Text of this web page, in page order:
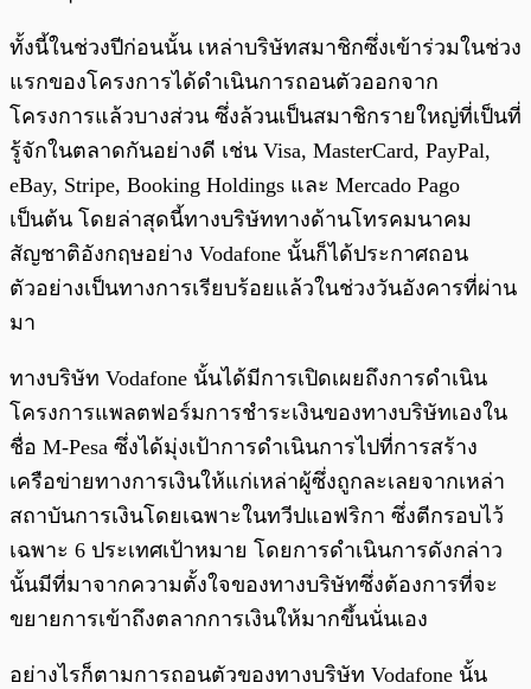
ทั้งนี้ในช่วงปีก่อนนั้น เหล่าบริษัทสมาชิกซึ่งเข้าร่วมในช่วง
แรกของโครงการได้ดำเนินการถอนตัวออกจาก
โครงการแล้วบางส่วน ซึ่งล้วนเป็นสมาชิกรายใหญ่ที่เป็นที่
รู้จักในตลาดกันอย่างดี เช่น Visa, MasterCard, PayPal,
eBay, Stripe, Booking Holdings และ Mercado Pago
เป็นต้น โดยล่าสุดนี้ทางบริษัททางด้านโทรคมนาคม
สัญชาติอังกฤษอย่าง Vodafone นั้นก็ได้ประกาศถอน
ตัวอย่างเป็นทางการเรียบร้อยแล้วในช่วงวันอังคารที่ผ่าน
มา
ทางบริษัท Vodafone นั้นได้มีการเปิดเผยถึงการดำเนิน
โครงการแพลตฟอร์มการชำระเงินของทางบริษัทเองใน
ชื่อ M-Pesa ซึ่งได้มุ่งเป้าการดำเนินการไปที่การสร้าง
เครือข่ายทางการเงินให้แก่เหล่าผู้ซึ่งถูกละเลยจากเหล่า
สถาบันการเงินโดยเฉพาะในทวีปแอฟริกา ซึ่งตีกรอบไว้
เฉพาะ 6 ประเทศเป้าหมาย โดยการดำเนินการดังกล่าว
นั้นมีที่มาจากความตั้งใจของทางบริษัทซึ่งต้องการที่จะ
ขยายการเข้าถึงตลากการเงินให้มากขึ้นนั่นเอง
อย่างไรก็ตามการถอนตัวของทางบริษัท Vodafone นั้น